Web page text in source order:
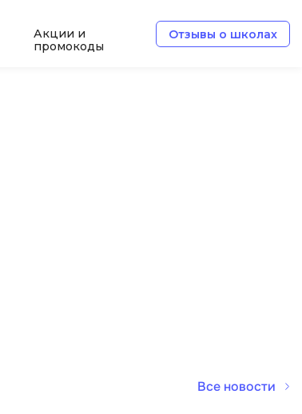
Акции и
промокоды
Отзывы о школах
Все новости